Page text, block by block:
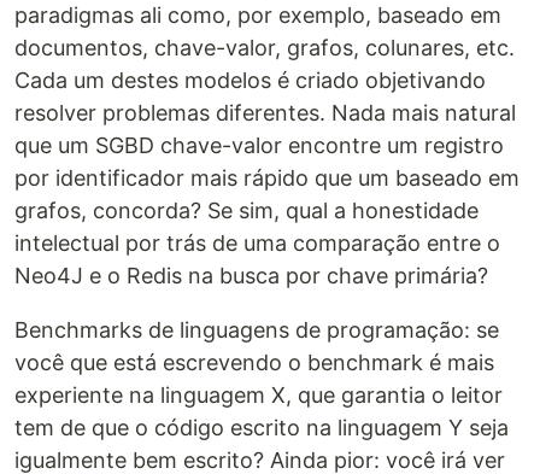
paradigmas ali como, por exemplo, baseado em
documentos, chave-valor, grafos, colunares, etc.
Cada um destes modelos é criado objetivando
resolver problemas diferentes. Nada mais natural
que um SGBD chave-valor encontre um registro
por identificador mais rápido que um baseado em
grafos, concorda? Se sim, qual a honestidade
intelectual por trás de uma comparação entre o
Neo4J e o Redis na busca por chave primária?
Benchmarks de linguagens de programação: se
você que está escrevendo o benchmark é mais
experiente na linguagem X, que garantia o leitor
tem de que o código escrito na linguagem Y seja
igualmente bem escrito? Ainda pior: você irá ver